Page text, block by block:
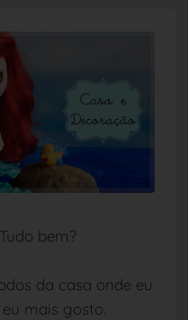
bem?
da casa onde eu
mais gosto.